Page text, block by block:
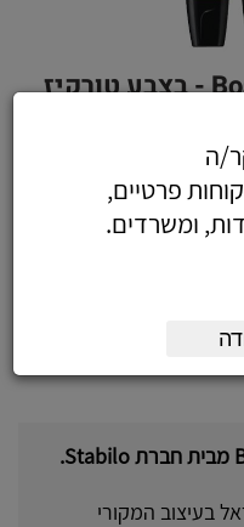
בעיצוב המקורי
ה
פרטיים,
ומשרדים.